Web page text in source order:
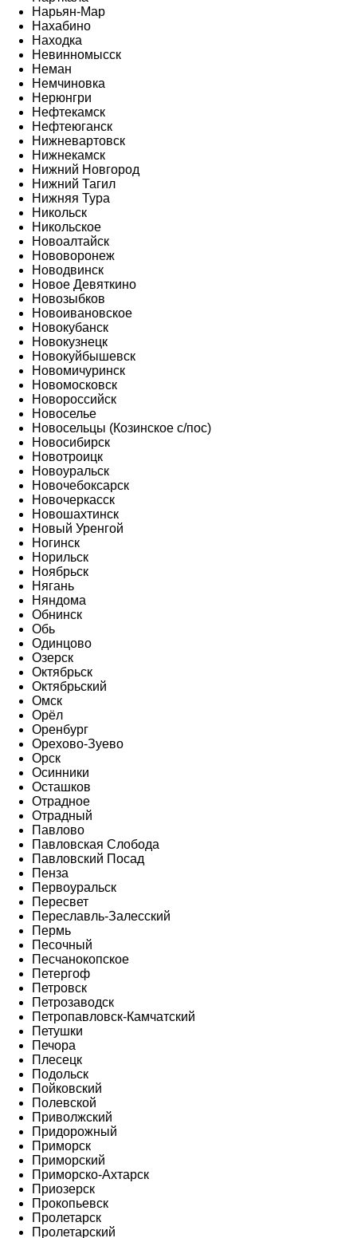
Нарьян-Мар
Нахабино
Находка
Невинномысск
Неман
Немчиновка
Нерюнгри
Нефтекамск
Нефтеюганск
Нижневартовск
Нижнекамск
Нижний Новгород
Нижний Тагил
Нижняя Тура
Никольск
Никольское
Новоалтайск
Нововоронеж
Новодвинск
Новое Девяткино
Новозыбков
Новоивановское
Новокубанск
Новокузнецк
Новокуйбышевск
Новомичуринск
Новомосковск
Новороссийск
Новоселье
Новосельцы (Козинское с/пос)
Новосибирск
Новотроицк
Новоуральск
Новочебоксарск
Новочеркасск
Новошахтинск
Новый Уренгой
Ногинск
Норильск
Ноябрьск
Нягань
Няндома
Обнинск
Обь
Одинцово
Озерск
Октябрьск
Октябрьский
Омск
Орёл
Оренбург
Орехово-Зуево
Орск
Осинники
Осташков
Отрадное
Отрадный
Павлово
Павловская Слобода
Павловский Посад
Пенза
Первоуральск
Пересвет
Переславль-Залесский
Пермь
Песочный
Песчанокопское
Петергоф
Петровск
Петрозаводск
Петропавловск-Камчатский
Петушки
Печора
Плесецк
Подольск
Пойковский
Полевской
Приволжский
Придорожный
Приморск
Приморский
Приморско-Ахтарск
Приозерск
Прокопьевск
Пролетарск
Пролетарский